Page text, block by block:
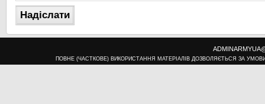
ПОВНЕ (ЧАСТКОВЕ) ВИКОРИСТАННЯ МАТЕРІАЛІВ ДОЗВОЛЯЄТЬСЯ ЗА